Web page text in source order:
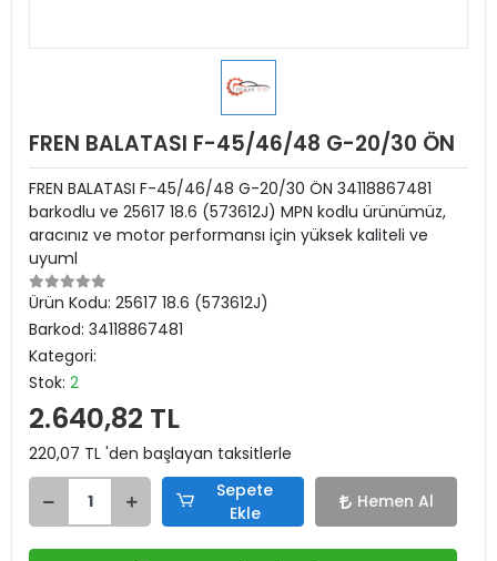
FREN BALATASI F-45/46/48 G-20/30 ÖN
FREN BALATASI F-45/46/48 G-20/30 ÖN 34118867481
barkodlu ve 25617 18.6 (573612J) MPN kodlu ürünümüz,
aracınız ve motor performansı için yüksek kaliteli ve
uyuml
Ürün Kodu: 25617 18.6 (573612J)
Barkod: 34118867481
Kategori:
Stok: 2
2.640,82 TL
220,07 TL 'den başlayan taksitlerle
Sepete
Ekle
Hemen Al